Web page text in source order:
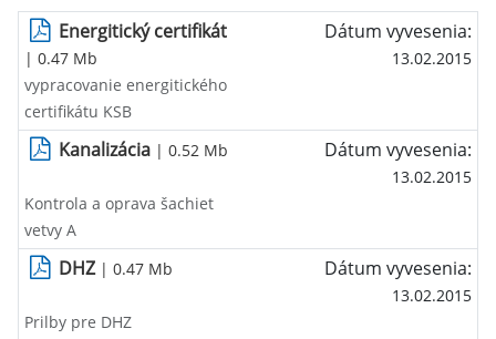
Energitický certifikát
| 0.47 Mb
Dátum vyvesenia:
13.02.2015
vypracovanie energitického
certifikátu KSB
Kanalizácia | 0.52 Mb Dátum vyvesenia:
13.02.2015
Kontrola a oprava šachiet
vetvy A
DHZ| 0.47 Mb Dátum vyvesenia:
13.02.2015
Prilby pre DHZ